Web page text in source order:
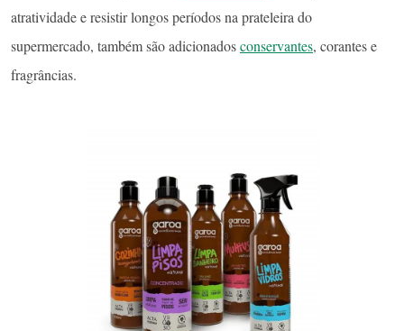
atratividade e resistir longos períodos na prateleira do
supermercado, também são adicionadosconservantes, corantes e
fragrâncias.